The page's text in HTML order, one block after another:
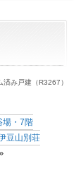
み戸建（R3267）
場・7階
豆山別荘